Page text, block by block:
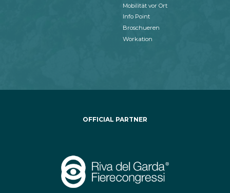
Mobilität vor Ort
Info Point
Broschueren
Workation
OFFICIAL PARTNER